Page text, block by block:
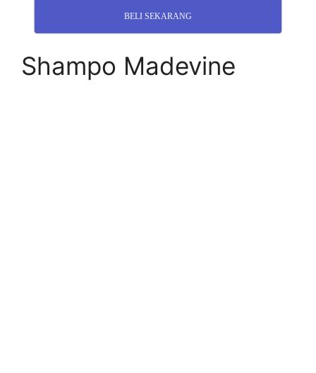
BELI SEKARANG
Shampo Madevine